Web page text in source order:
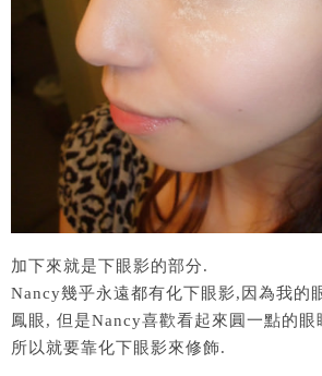
加下來就是下眼影的部分.
Nancy幾乎永遠都有化下眼影,因為我的
鳳眼, 但是Nancy喜歡看起來圓一點的眼
所以就要靠化下眼影來修飾.